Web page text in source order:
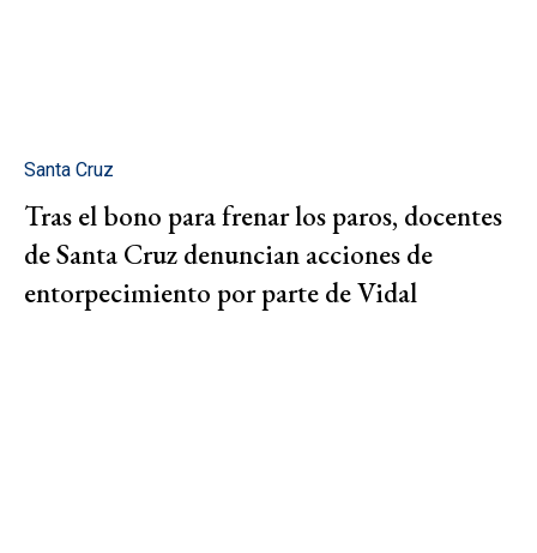
Santa Cruz
Tras el bono para frenar los paros, docentes
de Santa Cruz denuncian acciones de
entorpecimiento por parte de Vidal